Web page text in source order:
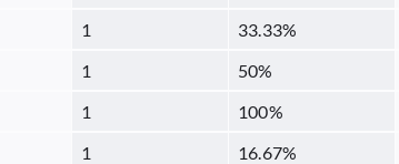
1 33.33%
1 50%
1 100%
1 16.67%